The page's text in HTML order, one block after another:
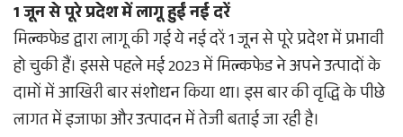
1 जून से पूरे प्रदेश में लागू हुईं नई दरें
मिल्कफेड द्वारा लागू की गई ये नई दरें 1 जून से पूरे प्रदेश में प्रभावी
हो चुकी हैं। इससे पहले मई 2023 में मिल्कफेड ने अपने उत्पादों के
दामों में आखिरी बार संशोधन किया था। इस बार की वृद्धि के पीछे
लागत में इजाफा और उत्पादन में तेजी बताई जा रही है।